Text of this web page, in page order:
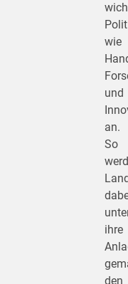
wie
und
an.
So
ihre
den